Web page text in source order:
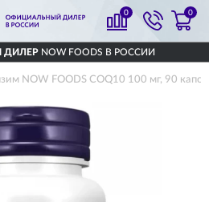
0 0
ДИЛЕРNOW FOODS В РОССИИ
NOW FOODS COQ10 100 мг, 90